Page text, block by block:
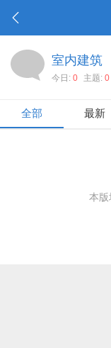
室内建筑
今日: 0 主题: 0
全部 最新
本版